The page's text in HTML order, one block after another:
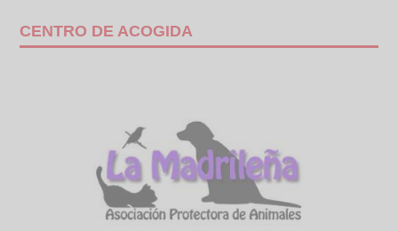
CENTRO DE ACOGIDA